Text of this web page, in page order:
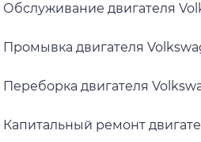
Обслуживание двигателя
Промывка двигателя
Переборка двигателя
Капитальный ремонт